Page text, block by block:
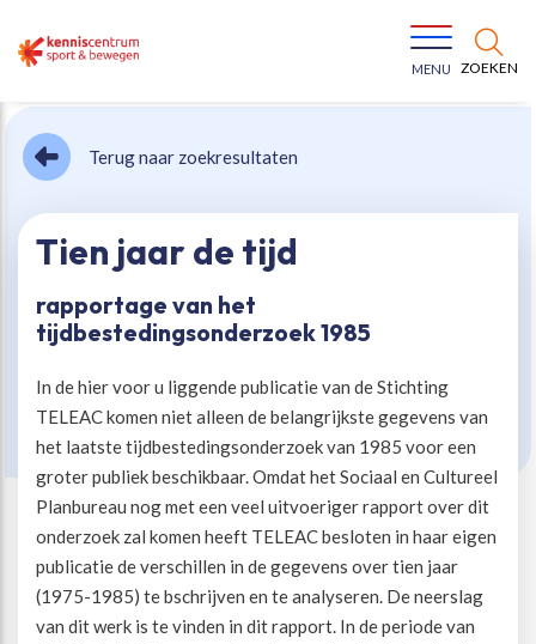
ZOEKEN
MENU
Terug naar zoekresultaten
Tien jaar de tijd
rapportage van het
tijdbestedingsonderzoek 1985
In de hier voor u liggende publicatie van de Stichting
TELEAC komen niet alleen de belangrijkste gegevens van
het laatste tijdbestedingsonderzoek van 1985 voor een
groter publiek beschikbaar. Omdat het Sociaal en Cultureel
Planbureau nog met een veel uitvoeriger rapport over dit
onderzoek zal komen heeft TELEAC besloten in haar eigen
publicatie de verschillen in de gegevens over tien jaar
(1975-1985) te bschrijven en te analyseren. De neerslag
van dit werk is te vinden in dit rapport. In de periode van
Bewegen voor een gezonde leefstijl
Jeugd in beweging
Vitaal ouder worden
Maatschappelijke waarde
Beweegvriendelijke omgeving
Ons team
Onze missie
Onze werkwijze
Werken bij